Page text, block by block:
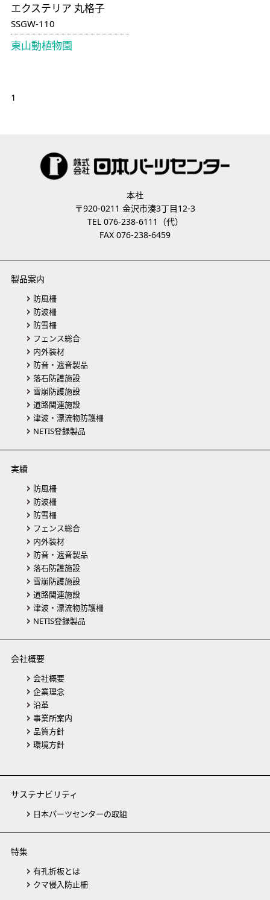
エクステリア 丸格子
SSGW-110
東山動植物園
1
本社
〒920-0211 金沢市湊3丁目12-3
TEL 076-238-6111（代）
FAX 076-238-6459
製品案内
防風柵
防波柵
防雪柵
フェンス総合
内外装材
防音・遮音製品
落石防護施設
雪崩防護施設
道路関連施設
津波・漂流物防護柵
NETIS登録製品
実績
防風柵
防波柵
防雪柵
フェンス総合
内外装材
防音・遮音製品
落石防護施設
雪崩防護施設
道路関連施設
津波・漂流物防護柵
NETIS登録製品
会社概要
会社概要
企業理念
沿革
事業所案内
品質方針
環境方針
サステナビリティ
日本パーツセンターの取組
特集
有孔折板とは
クマ侵入防止柵